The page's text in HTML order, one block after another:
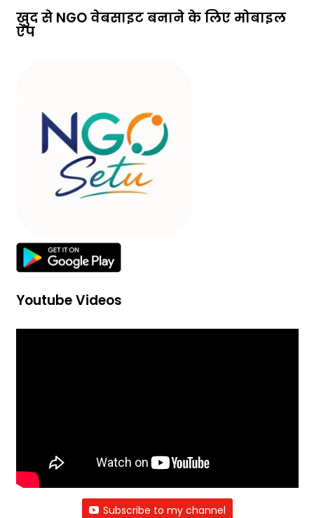
खुद से NGO वेबसाइट बनाने के लिए मोबाइल
ऐप
Youtube Videos
Subscribe to my channel